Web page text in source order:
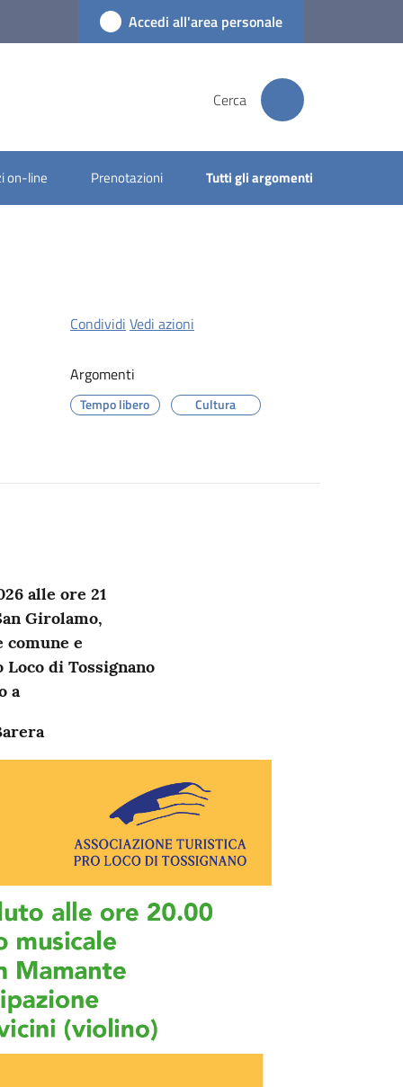
Accedi all'area personale
Cerca
on-line Prenotazioni Tutti gli argomenti
Condividi Vedi azioni
Argomenti
Tempo libero Cultura
alle ore 21
Girolamo,
e
di Tossignano
a